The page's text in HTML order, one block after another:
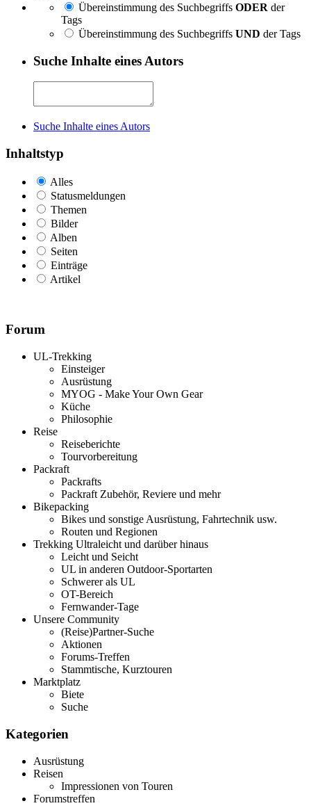
Übereinstimmung des Suchbegriffs ODER der
Tags
Übereinstimmung des Suchbegriffs UND der Tags
Suche Inhalte eines Autors
Suche Inhalte eines Autors
Inhaltstyp
Alles
Statusmeldungen
Themen
Bilder
Alben
Seiten
Einträge
Artikel
Forum
UL-Trekking
Einsteiger
Ausrüstung
MYOG - Make Your Own Gear
Küche
Philosophie
Reise
Reiseberichte
Tourvorbereitung
Packraft
Packrafts
Packraft Zubehör, Reviere und mehr
Bikepacking
Bikes und sonstige Ausrüstung, Fahrtechnik usw.
Routen und Regionen
Trekking Ultraleicht und darüber hinaus
Leicht und Seicht
UL in anderen Outdoor-Sportarten
Schwerer als UL
OT-Bereich
Fernwander-Tage
Unsere Community
(Reise)Partner-Suche
Aktionen
Forums-Treffen
Stammtische, Kurztouren
Marktplatz
Biete
Suche
Kategorien
Ausrüstung
Reisen
Impressionen von Touren
Forumstreffen